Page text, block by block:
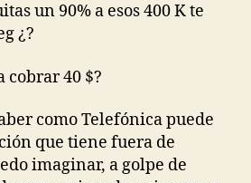
un 90% a esos 400 K te
¿?
cobrar 40 $?
como Telefónica puede
que tiene fuera de
imaginar, a golpe de